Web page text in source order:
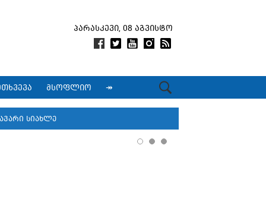
პარასკევი, 08 აგვისტო
მსოფლიო ↠
სიახლე